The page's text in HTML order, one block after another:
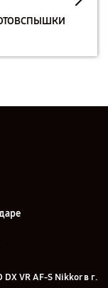
VR AF-S Nikkor в г.